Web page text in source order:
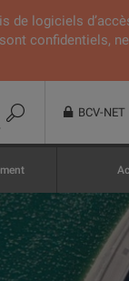
de logiciels
confidentiels,
BCV-NET